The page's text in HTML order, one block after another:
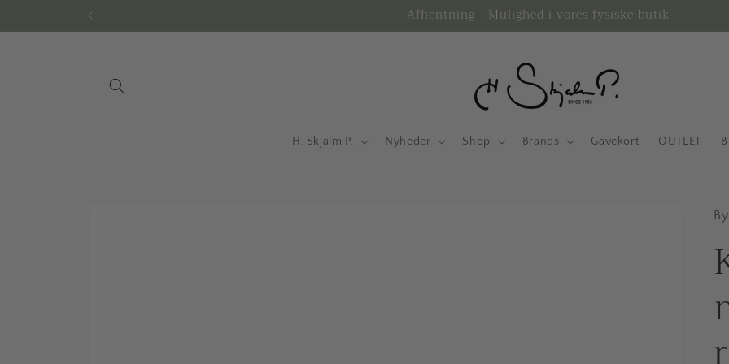
Afhentning - Mulighed i vores fysiske butik
H. Skjalm P. Nyheder Shop Brands Gavekort OUTLET